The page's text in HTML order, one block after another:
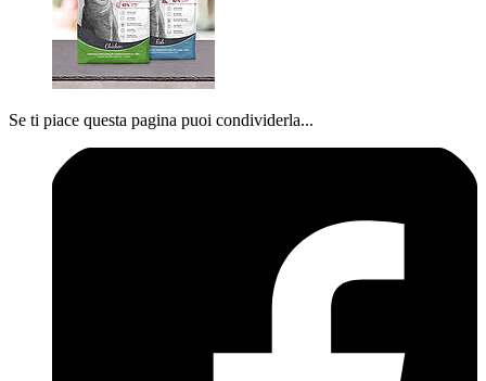
Se ti piace questa pagina puoi condividerla...